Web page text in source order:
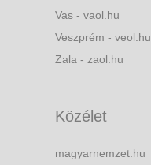
Vas - vaol.hu
Veszprém - veol.hu
Zala - zaol.hu
Közélet
magyarnemzet.hu